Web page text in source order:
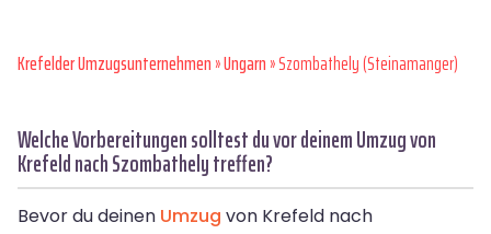
Krefelder Umzugsunternehmen»Ungarn» Szombathely (Steinamanger)
Welche Vorbereitungen solltest du vor deinem Umzug von
Krefeld nach Szombathely treffen?
Bevor du deinen Umzug von Krefeld nach